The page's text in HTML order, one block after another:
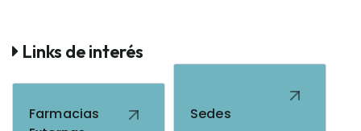
Links de interés
Farmacias
Sedes